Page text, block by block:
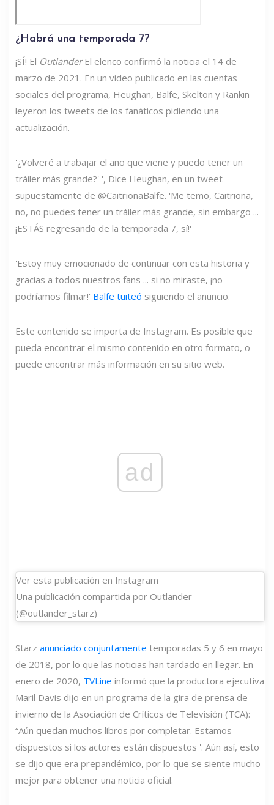
¿Habrá una temporada 7?
¡SÍ! El OutlanderEl elenco confirmó la noticia el 14 de
marzo de 2021. En un video publicado en las cuentas
sociales del programa, Heughan, Balfe, Skelton y Rankin
leyeron los tweets de los fanáticos pidiendo una
actualización.
'¿Volveré a trabajar el año que viene y puedo tener un
tráiler más grande?' ', Dice Heughan, en un tweet
supuestamente de @CaitrionaBalfe. 'Me temo, Caitriona,
no, no puedes tener un tráiler más grande, sin embargo ...
¡ESTÁS regresando de la temporada 7, sí!'
'Estoy muy emocionado de continuar con esta historia y
gracias a todos nuestros fans ... si no miraste, ¡no
podríamos filmar!' Balfe tuiteó siguiendo el anuncio.
Este contenido se importa de Instagram. Es posible que
pueda encontrar el mismo contenido en otro formato, o
puede encontrar más información en su sitio web.
ad
Ver esta publicación en Instagram
Una publicación compartida por Outlander
(@outlander_starz)
Starz anunciado conjuntamente temporadas 5 y 6 en mayo
de 2018, por lo que las noticias han tardado en llegar. En
enero de 2020, TVLine informó que la productora ejecutiva
Maril Davis dijo en un programa de la gira de prensa de
invierno de la Asociación de Críticos de Televisión (TCA):
“Aún quedan muchos libros por completar. Estamos
dispuestos si los actores están dispuestos '. Aún así, esto
se dijo que era prepandémico, por lo que se siente mucho
mejor para obtener una noticia oficial.